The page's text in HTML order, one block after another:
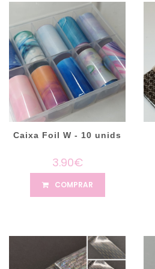
Caixa Foil W - 10 unids
3.90€
COMPRAR